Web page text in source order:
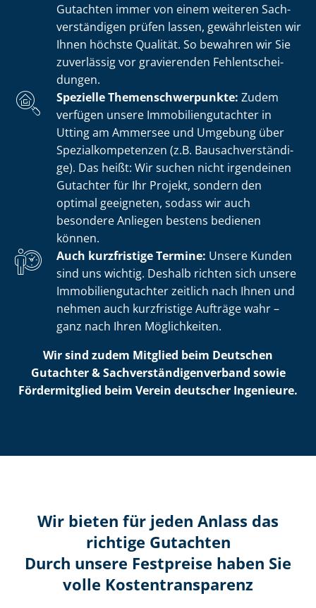
Gutachten immer von einem weiteren Sach­
ver­stän­di­gen prüfen lassen, gewährleisten wir
Ihnen höchste Qualität. So bewahren wir Sie
zuverlässig vor gravierenden Fehl­ent­schei­
dun­gen.
Spezielle The­men­schwer­punk­te: Zudem
verfügen unsere Im­mo­bi­li­en­gut­ach­ter in
Utting am Ammersee und Umgebung über
Spe­zi­al­kom­pe­ten­zen (z.B. Bau­sach­ver­stän­di­
ge). Das heißt: Wir suchen nicht irgendeinen
Gutachter für Ihr Projekt, sondern den
optimal geeigneten, sodass wir auch
besondere Anliegen bestens bedienen
können.
Auch kurzfristige Termine: Unsere Kunden
sind uns wichtig. Deshalb richten sich unsere
Im­mo­bi­li­en­gut­ach­ter zeitlich nach Ihnen und
nehmen auch kurzfristige Aufträge wahr –
ganz nach Ihren Möglichkeiten.
Wir sind zudem Mitglied beim Deutschen
Gutachter & Sach­ver­stän­di­gen­ver­band sowie
Fördermitglied beim Verein deutscher Ingenieure.
Wir bieten für jeden Anlass das
richtige Gutachten
Durch unsere Festpreise haben Sie
volle Kosten­transparenz